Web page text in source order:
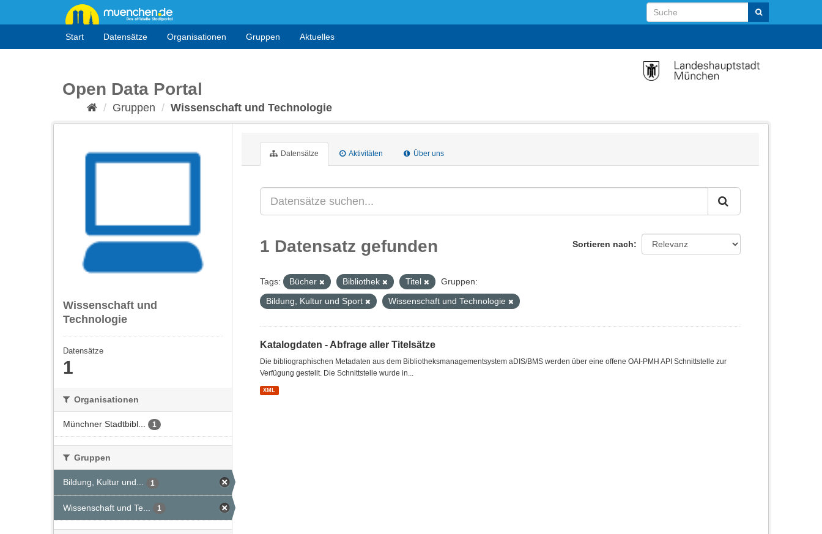
Start Datensätze Organisationen Gruppen Aktuelles
Open Data Portal
Gruppen Wissenschaft und Technologie
Wissenschaft und
Technologie
Datensätze
1
Organisationen
Münchner Stadtbibl... 1
Gruppen
Bildung, Kultur und... 1
Wissenschaft und Te... 1
Datensätze Aktivitäten Über uns
Sortieren nach
1 Datensatz gefunden
Tags: Bücher Bibliothek Titel
Gruppen:
Bildung, Kultur und Sport
Wissenschaft und Technologie
Katalogdaten - Abfrage aller Titelsätze
Die bibliographischen Metadaten aus dem Bibliotheksmanagementsystem aDIS/BMS werden über eine offene OAI-PMH API Schnittstelle zur
Verfügung gestellt. Die Schnittstelle wurde in...
XML